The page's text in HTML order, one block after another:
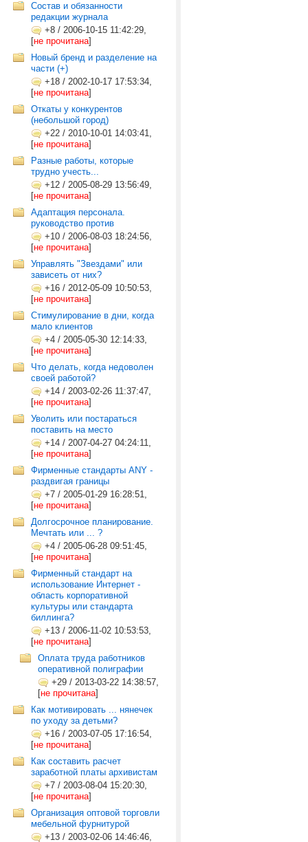
Состав и обязанности
редакции журнала
+8 / 2006-10-15 11:42:29,
[не прочитана]
Новый бренд и разделение на
части (+)
+18 / 2002-10-17 17:53:34,
[не прочитана]
Откаты у конкурентов
(небольшой город)
+22 / 2010-10-01 14:03:41,
[не прочитана]
Разные работы, которые
трудно учесть...
+12 / 2005-08-29 13:56:49,
[не прочитана]
Адаптация персонала.
руководство против
+10 / 2006-08-03 18:24:56,
[не прочитана]
Управлять "Звездами" или
зависеть от них?
+16 / 2012-05-09 10:50:53,
[не прочитана]
Стимулирование в дни, когда
мало клиентов
+4 / 2005-05-30 12:14:33,
[не прочитана]
Что делать, когда недоволен
своей работой?
+14 / 2003-02-26 11:37:47,
[не прочитана]
Уволить или постараться
поставить на место
+14 / 2007-04-27 04:24:11,
[не прочитана]
Фирменные стандарты ANY -
раздвигая границы
+7 / 2005-01-29 16:28:51,
[не прочитана]
Долгосрочное планирование.
Мечтать или ... ?
+4 / 2005-06-28 09:51:45,
[не прочитана]
Фирменный стандарт на
использование Интернет -
область корпоративной
культуры или стандарта
биллинга?
+13 / 2006-11-02 10:53:53,
[не прочитана]
Оплата труда работников
оперативной полиграфии
+29 / 2013-03-22 14:38:57,
[не прочитана]
Как мотивировать ... нянечек
по уходу за детьми?
+16 / 2003-07-05 17:16:54,
[не прочитана]
Как составить расчет
заработной платы архивистам
+7 / 2003-08-04 15:20:30,
[не прочитана]
Организация оптовой торговли
мебельной фурнитурой
+13 / 2003-02-06 14:46:46,